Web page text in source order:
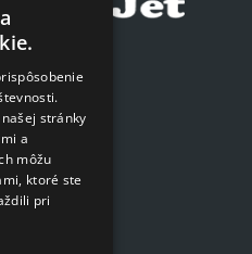
žiadosť
žiadosť
SLOVAK
stránky
a
môžu
ktoré ste
pri